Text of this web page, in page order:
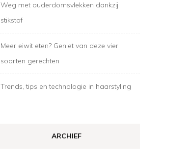
Weg met ouderdomsvlekken dankzij
stikstof
Meer eiwit eten? Geniet van deze vier
soorten gerechten
Trends, tips en technologie in haarstyling
ARCHIEF